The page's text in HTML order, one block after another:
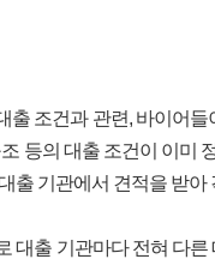
출 조건과 관련, 바이어
등의 대출 조건이 이미
출 기관에서 견적을 받
대출 기관마다 전혀 다